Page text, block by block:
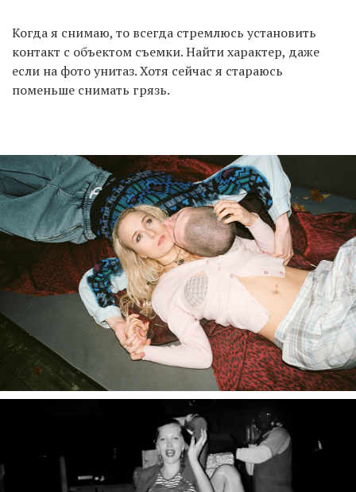
Когда я снимаю, то всегда стремлюсь установить
контакт с объектом съемки. Найти характер, даже
если на фото унитаз. Хотя сейчас я стараюсь
поменьше снимать грязь.